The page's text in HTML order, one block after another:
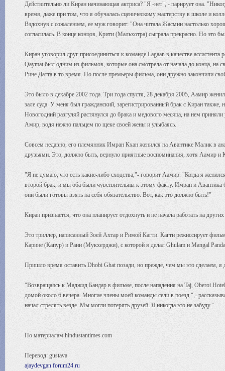
Действительно ли Киран начинающая актриса? "Я -нет", - парирует она.
время, даже при том, что я обучалась сценическому мастерству в школе и
Вздохнув с сожалением, ее муж говорит: "Она читала Жасмин настолько
согласилась. В конце концов, Крити (Мальхотра) сыграла прекрасно. Но это
Киран уговорил друг присоединиться к команде Lagaan в качестве
Qaymat был одним из фильмов, которые она смотрела от начала до конца,
Рине Датта в то время. Но после премьеры фильма, они дружно закончили
Это было в декабре 2002 года. Три года спустя, 28 декабря 2005, Аамир
зале суда. У меня был гражданский, зарегистрированный брак с Киран
Новогодний разгуляй растянулся до брака и медового месяца, на нем
Амир, водя нежно пальцем по щеке своей жены и улыбаясь.
Совсем недавно, его племянник Имран Кхан женился на Авантике Малик в
друзьями. Это, должно быть, вернуло приятные воспоминания, хотя Аамир и
"Я не думаю, что есть какие-либо сходства,"- говорит Аамир. "Когда я
второй брак, и мы оба были чувствительны к этому факту. Имран и
они были готовы взять на себя обязательство. Вот, как это должно быть!"
Киран признается, что она планирует отдохнуть и не начала работать на
Это триллер, написанный Зоей Ахтар и Римой Кагти. Кагти режиссирует
Карине (Капур) и Рани (Мукхерджи), с которой я делал Ghulam и Mangal
Пришло время оставить Dhobi Ghat позади, но прежде, чем мы это сделаем, я
"Возвращаясь к Маджид Бандар в фильме, после нападения на Taj, Oberoi
домой около 6 вечера. Многие члены моей команды сели в поезд ",-
начал стрелять везде. Мы могли потерять друзей. Я никогда это не забуду."
По материалам hindustantimes.com
Перевод: gustava
ajaydevgan.forum24.ru